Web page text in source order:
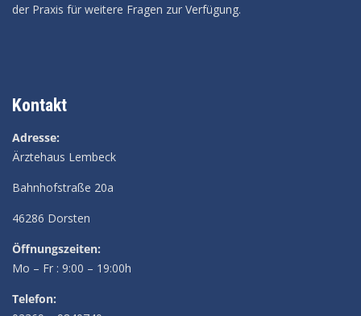
der Praxis für weitere Fragen zur Verfügung.
Kontakt
Adresse:
Ärztehaus Lembeck
Bahnhofstraße 20a
46286 Dorsten
Öffnungszeiten:
Mo – Fr : 9:00 – 19:00h
Telefon: